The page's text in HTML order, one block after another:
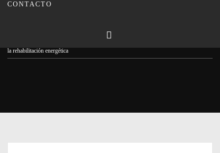
CONTACTO
la rehabilitación energética